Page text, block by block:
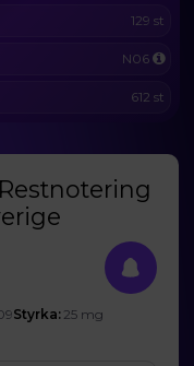
129 st
N06
612 st
Styrka: 25 mg